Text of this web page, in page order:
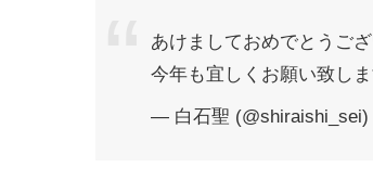
あけましておめでとうご
今年も宜しくお願い致しま
— 白石聖 (@shiraishi_sei)